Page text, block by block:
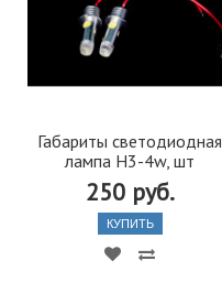
Габариты светодиодная
лампа Н3-4w, шт
250 руб.
КУПИТЬ